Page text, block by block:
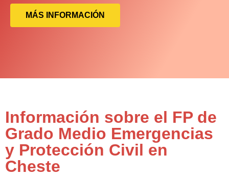
MÁS INFORMACIÓN
Información sobre el FP de
Grado Medio Emergencias
y Protección Civil en
Cheste